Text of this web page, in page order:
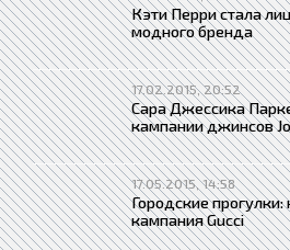
Кэти Перри стала
модного бренда
17.02.2015, 20:52
Сара Джессика
кампании джинсов
17.05.2015, 14:58
Городские
кампания Gucci